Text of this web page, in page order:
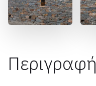
Περιγραφή